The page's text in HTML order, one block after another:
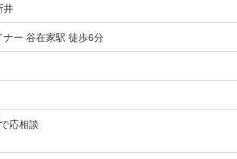
井
ナー 谷在家駅 徒歩6分
応相談